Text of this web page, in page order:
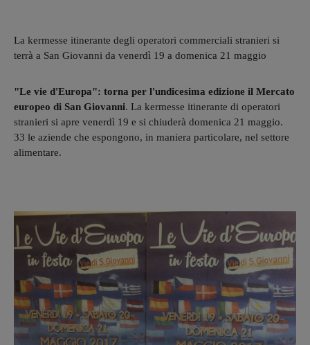
La kermesse itinerante degli operatori commerciali stranieri si
terrà a San Giovanni da venerdì 19 a domenica 21 maggio
"Le vie d'Europa": torna per l'undicesima edizione il Mercato
europeo di San Giovanni. La kermesse itinerante di operatori
stranieri si apre venerdì 19 e si chiuderà domenica 21 maggio.
33 le aziende che espongono, in maniera particolare, nel settore
alimentare.